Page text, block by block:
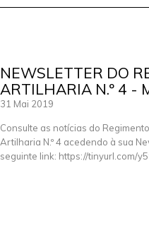
NEWSLETTER DO
ARTILHARIA N.º 4 -
31 Mai 2019
Consulte as notícias do
Artilharia N.º 4 acedendo à sua
seguinte link: https://tinyurl.com/